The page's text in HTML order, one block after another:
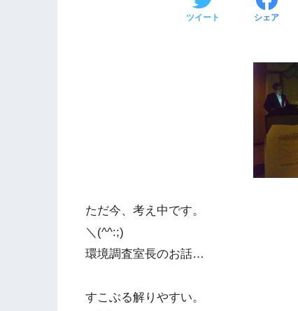
ツイート シェア
ただ今、考え中です。
＼(^^:;)
環境調査室長のお話…
すこぶる解りやすい。